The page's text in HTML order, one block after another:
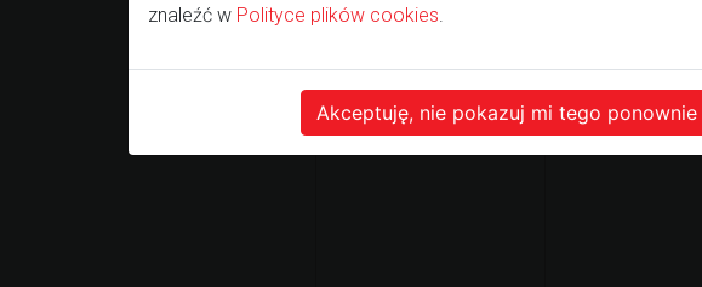
znaleźć w Polityce plików cookies.
Akceptuję, nie pokazuj mi tego ponownie